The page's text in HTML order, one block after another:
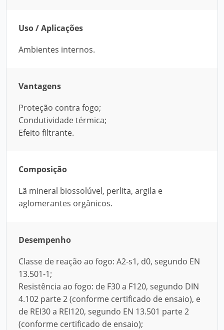
Uso / Aplicações
Ambientes internos.
Vantagens
Proteção contra fogo;
Condutividade térmica;
Efeito filtrante.
Composição
Lã mineral biossolúvel, perlita, argila e
aglomerantes orgânicos.
Desempenho
Classe de reação ao fogo: A2-s1, d0, segundo EN
13.501-1;
Resistência ao fogo: de F30 a F120, segundo DIN
4.102 parte 2 (conforme certificado de ensaio), e
de REI30 a REI120, segundo EN 13.501 parte 2
(conforme certificado de ensaio);